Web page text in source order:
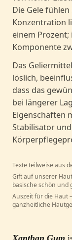
Die Gele
Konzentration
einem
Komponente
Das
löslich,
dass das
bei längerer
Eigenschaften
Stabilisator
Texte teilweise aus
Gift auf unserer
basische schön und
Auszeit für die Haut
ganzheitliche
Xanthan Gum